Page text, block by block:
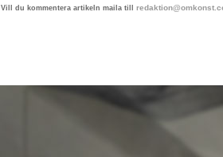
Vill du kommentera artikeln maila till